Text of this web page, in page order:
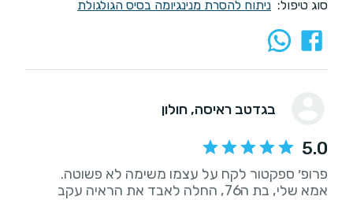
סוג טיפול: ניתוח להסרת מנינגיומה בסיס הגולגולת
בגדטב ראיסה, חולון
5.0
אמא שלי, בת ה76, החלה לאבד את הראיה עקב